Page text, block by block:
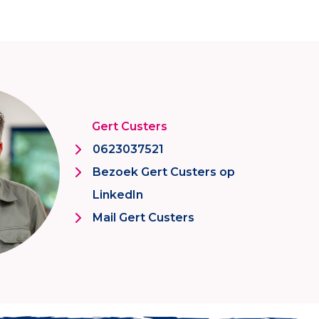
Gert Custers
0623037521
Bezoek Gert Custers op
LinkedIn
Mail Gert Custers